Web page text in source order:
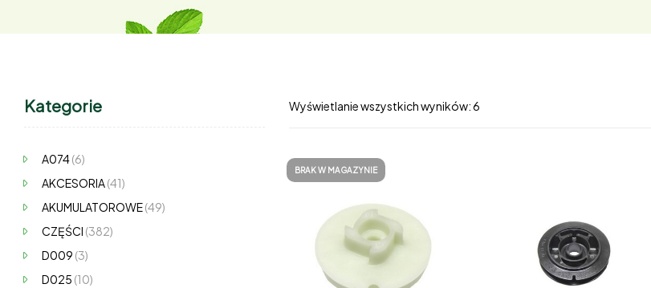
Wyświetlanie wszystkich wyników: 6
BRAK W MAGAZYNIE
Kategorie
A074(6)
AKCESORIA(41)
AKUMULATOROWE(49)
CZĘŚCI (382)
D009 (3)
D025 (10)